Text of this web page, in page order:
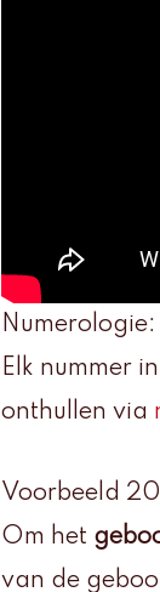
Elk nummer
onthullen via
Voorbeeld
Om het
van de